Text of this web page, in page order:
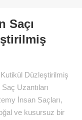
Saçı
Düzleştirilmiş
Uzantıları
İnsan Saçları,
ve kusursuz bir